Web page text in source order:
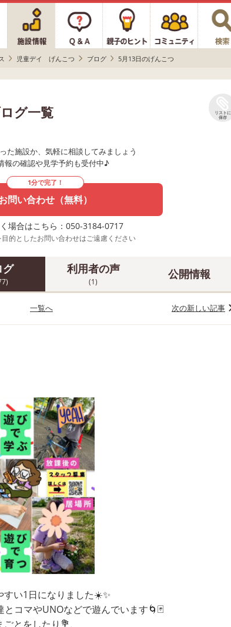
児童デイ げんこつ ブログ 5月13日のげんこつ
グ一覧
リストに
保存
た施設か、気軽に相談してみましょう
報の確認や見学予約も受付中♪
1分で完了！
問い合わせ（無料）
場合はこちら：050-3184-0717
的としたお問い合わせはご遠慮ください
グ 利用者の声
(1)
公開情報
一覧へ 次の新しい記事
すい1日になりました☀️✨
コマやUNOなどで遊んでいます🌀🃏
とをしたり💐、